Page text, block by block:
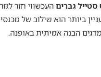
גברים העכשווי חזר